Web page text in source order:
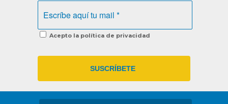
Acepto la política de privacidad